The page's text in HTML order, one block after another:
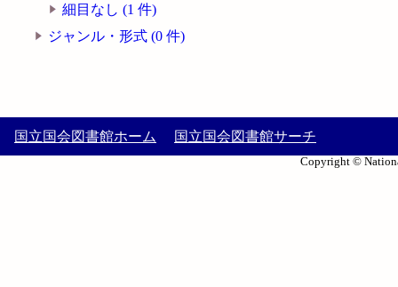
細目なし (1 件)
ジャンル・形式 (0 件)
国立国会図書館ホーム 国立国会図書館サーチ
Copyright ©